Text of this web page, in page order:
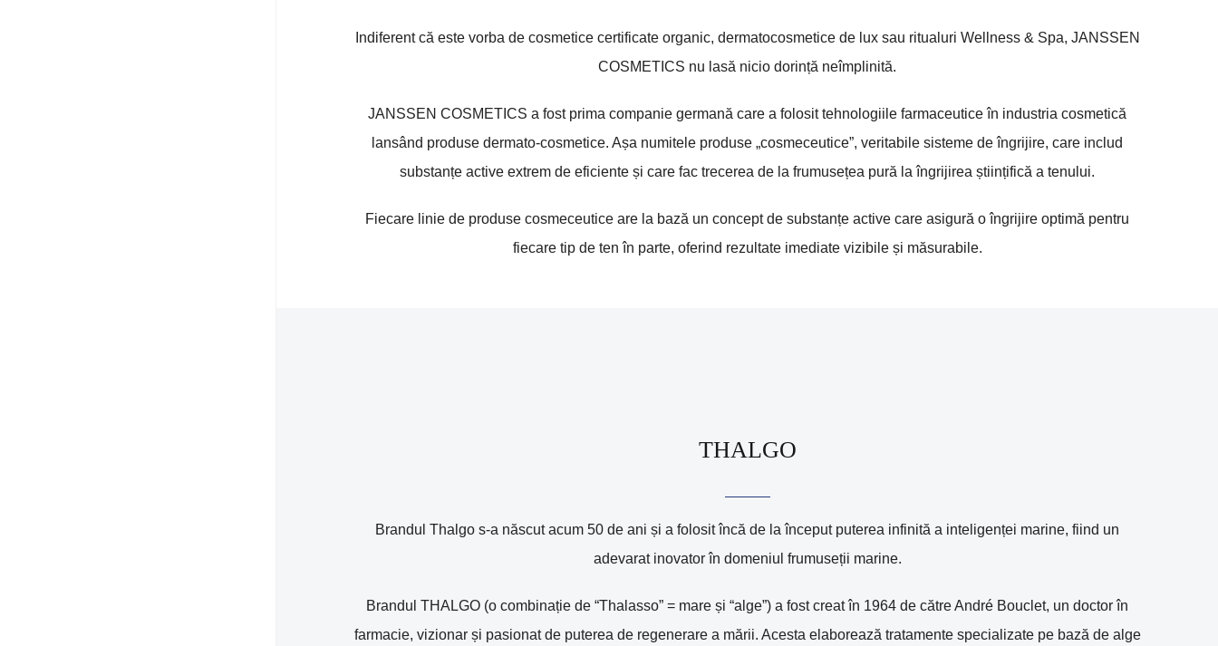
Indiferent că este vorba de cosmetice certificate organic, dermatocosmetice de lux sau ritualuri Wellness & Spa, JANSSEN
COSMETICS nu lasă nicio dorință neîmplinită.
JANSSEN COSMETICS a fost prima companie germană care a folosit tehnologiile farmaceutice în industria cosmetică
lansând produse dermato-cosmetice. Așa numitele produse „cosmeceutice”, veritabile sisteme de îngrijire, care includ
substanțe active extrem de eficiente și care fac trecerea de la frumusețea pură la îngrijirea științifică a tenului.
Fiecare linie de produse cosmeceutice are la bază un concept de substanțe active care asigură o îngrijire optimă pentru
fiecare tip de ten în parte, oferind rezultate imediate vizibile și măsurabile.
THALGO
Brandul Thalgo s-a născut acum 50 de ani și a folosit încă de la început puterea infinită a inteligenței marine, fiind un
adevarat inovator în domeniul frumuseții marine.
Brandul THALGO (o combinație de “Thalasso” = mare și “alge”) a fost creat în 1964 de către André Bouclet, un doctor în
farmacie, vizionar și pasionat de puterea de regenerare a mării. Acesta elaborează tratamente specializate pe bază de alge